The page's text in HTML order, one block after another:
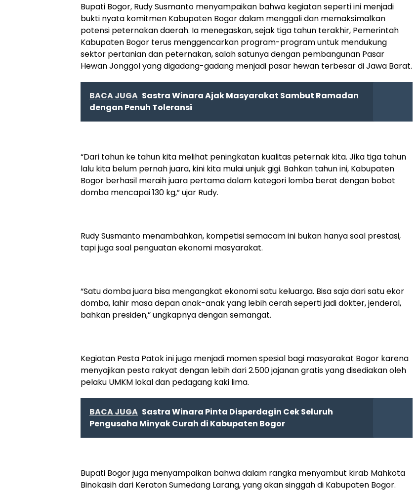
Bupati Bogor, Rudy Susmanto menyampaikan bahwa kegiatan seperti ini menjadi
bukti nyata komitmen Kabupaten Bogor dalam menggali dan memaksimalkan
potensi peternakan daerah. Ia menegaskan, sejak tiga tahun terakhir, Pemerintah
Kabupaten Bogor terus menggencarkan program-program untuk mendukung
sektor pertanian dan peternakan, salah satunya dengan pembangunan Pasar
Hewan Jonggol yang digadang-gadang menjadi pasar hewan terbesar di Jawa Barat.
BACA JUGA Sastra Winara Ajak Masyarakat Sambut Ramadan
dengan Penuh Toleransi
“Dari tahun ke tahun kita melihat peningkatan kualitas peternak kita. Jika tiga tahun
lalu kita belum pernah juara, kini kita mulai unjuk gigi. Bahkan tahun ini, Kabupaten
Bogor berhasil meraih juara pertama dalam kategori lomba berat dengan bobot
domba mencapai 130 kg,” ujar Rudy.
Rudy Susmanto menambahkan, kompetisi semacam ini bukan hanya soal prestasi,
tapi juga soal penguatan ekonomi masyarakat.
“Satu domba juara bisa mengangkat ekonomi satu keluarga. Bisa saja dari satu ekor
domba, lahir masa depan anak-anak yang lebih cerah seperti jadi dokter, jenderal,
bahkan presiden,” ungkapnya dengan semangat.
Kegiatan Pesta Patok ini juga menjadi momen spesial bagi masyarakat Bogor karena
menyajikan pesta rakyat dengan lebih dari 2.500 jajanan gratis yang disediakan oleh
pelaku UMKM lokal dan pedagang kaki lima.
BACA JUGA Sastra Winara Pinta Disperdagin Cek Seluruh
Pengusaha Minyak Curah di Kabupaten Bogor
Bupati Bogor juga menyampaikan bahwa dalam rangka menyambut kirab Mahkota
Binokasih dari Keraton Sumedang Larang, yang akan singgah di Kabupaten Bogor.